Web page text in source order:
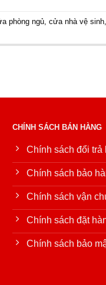
phòng ngủ ,cửa nhà vệ sinh
CHÍNH SÁCH BÁN HÀNG
Chính sách đổi trả
Chính sách bảo
Chính sách vận
Chính sách đặt
Chính sách bảo